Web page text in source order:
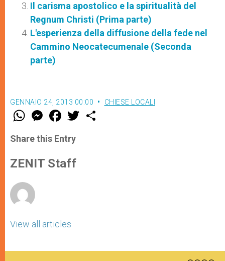
Il carisma apostolico e la spiritualità del
Regnum Christi (Prima parte)
L'esperienza della diffusione della fede nel
Cammino Neocatecumenale (Seconda
parte)
GENNAIO 24, 2013 00:00 CHIESE LOCALI
W
t
s
p
p
M
e
s
e
g
e
F
a
e
b
o
k
w
Share this Entry
ZENIT Staff
View all articles